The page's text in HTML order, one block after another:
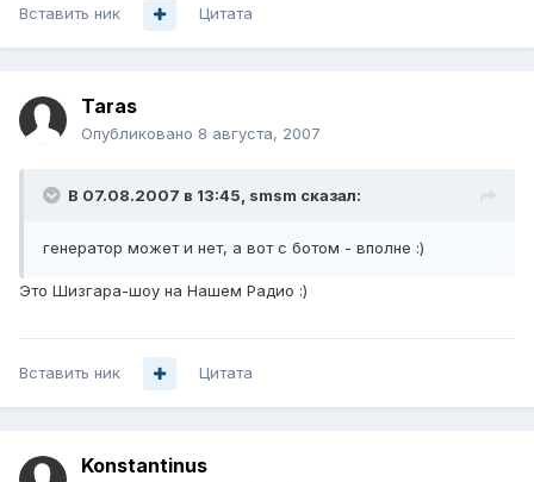
Вставить ник Цитата
Taras
Опубликовано 8 августа, 2007
В 07.08.2007 в 13:45, smsm сказал:
генератор может и нет, а вот с ботом - вполне :)
Это Шизгара-шоу на Нашем Радио :)
Вставить ник Цитата
Konstantinus